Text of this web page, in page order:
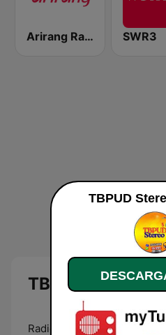
Arirang Radio SWR3
TBPUD Stereo
Radio Virtual
TBPUD